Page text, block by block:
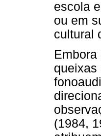
escola
ou em
cultural
queixas
(1984,